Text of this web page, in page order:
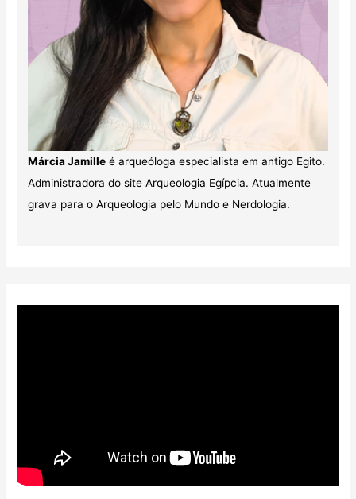
Márcia Jamilleé arqueóloga especialista em antigo Egito.
Administradora do site Arqueologia Egípcia. Atualmente
grava para o Arqueologia pelo Mundo e Nerdologia.